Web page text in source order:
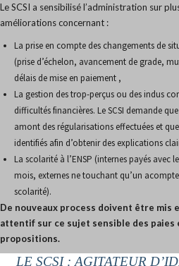
Le SCSI a sensibilisé l’administration sur
améliorations concernant :
La prise en compte des changements de
(prise d’échelon, avancement de grade,
délais de mise en paiement ,
La gestion des trop-perçus ou des indus
difficultés financières. Le SCSI demande
amont des régularisations effectuées et
identifiés afin d’obtenir des explications
La scolarité à l’ENSP (internes payés avec
mois, externes ne touchant qu’un
scolarité).
De nouveaux process doivent être mis
attentif sur ce sujet sensible des paies
propositions.
LE SCSI : AGITATEUR